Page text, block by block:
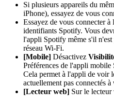
Si plusieurs appareils du
iPhone), essayez de vous
Essayez de vous connecter
identifiants Spotify. Vous
l'appli Spotify même s'il n'est
réseau Wi-Fi.
[Mobile] Désactivez
Préférences de l'appli
Cela permet à l'appli de voir
actuellement pas connectés
[Lecteur web] Sur le